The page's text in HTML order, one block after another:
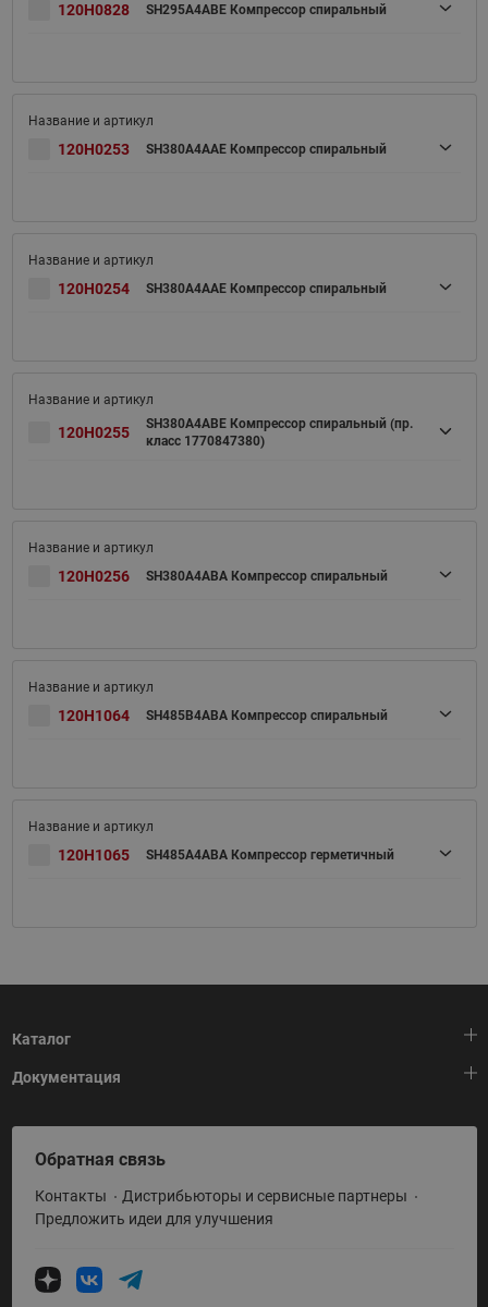
120H0828 SH295A4ABE Компрессор спиральный
120H0253 SH380A4AAE Компрессор спиральный
120H0254 SH380A4AAE Компрессор спиральный
120H0255
SH380A4ABE Компрессор спиральный (пр.
класс 1770847380)
120H0256 SH380A4ABA Компрессор спиральный
120H1064 SH485B4ABA Компрессор спиральный
120H1065 SH485A4ABA Компрессор герметичный
Каталог
Тепловая автоматика
Холодильная техника
Приводная техника
Промышленная автоматика
Теплообменное оборудование
Документация
HeatPlatform (Тепловая платформа)
Полезные программы и инструменты
Условия поставки
Обратная связь
Контакты
Дистрибьюторы и сервисные партнеры
Предложить идеи для улучшения